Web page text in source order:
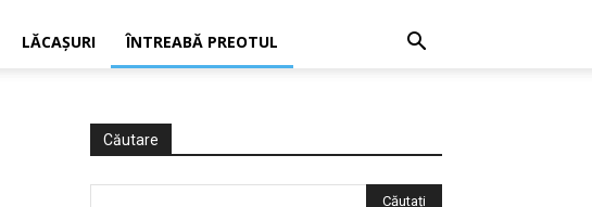
LĂCAŞURI ÎNTREABĂ PREOTUL
Căutare